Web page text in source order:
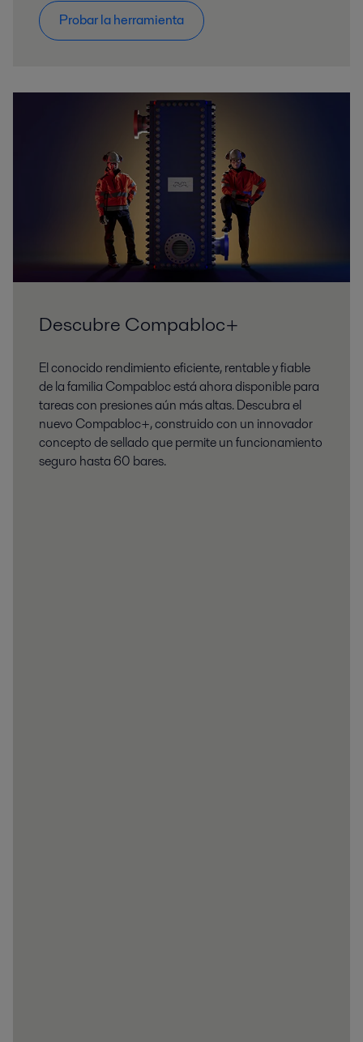
Probar la herramienta
Descubre Compabloc+
El conocido rendimiento eficiente, rentable y fiable
de la familia Compabloc está ahora disponible para
tareas con presiones aún más altas. Descubra el
nuevo Compabloc+, construido con un innovador
concepto de sellado que permite un funcionamiento
seguro hasta 60 bares.